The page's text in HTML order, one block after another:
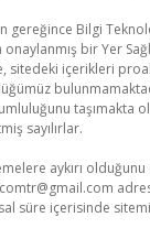
gereğince Bilgi
bir Yer
sitedeki içerikleri
taşımakta
sayılırlar.
aykırı
süre içerisinde